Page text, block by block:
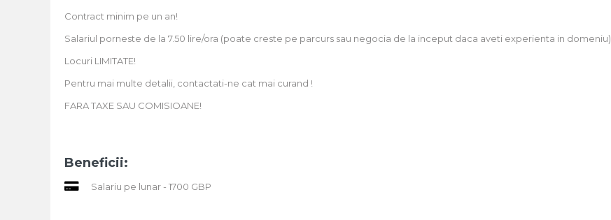
Contract minim pe un an!
Salariul porneste de la 7.50 lire/ora (poate creste pe parcurs sau negocia de la inceput daca aveti experienta in domeniu).
Locuri LIMITATE!
Pentru mai multe detalii, contactati-ne cat mai curand !
FARA TAXE SAU COMISIOANE!
Beneficii:
Salariu pe lunar - 1700 GBP